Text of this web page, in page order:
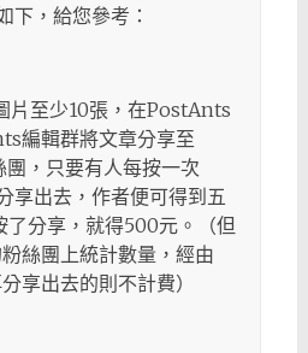
下，給您參考：
片至少10張，在PostAnts
編輯群將文章分享至
，只要有人每按一次
享出去，作者便可得到五
了分享，就得500元。（但
絲團上統計數量，經由
享出去的則不計費）